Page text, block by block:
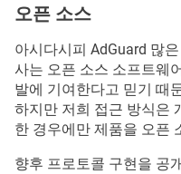
오픈 소스
아시다시피 AdGuard 많
사는 오픈 소스 소프트웨
발에 기여한다고 믿기 때
하지만 저희 접근 방식은
한 경우에만 제품을 오픈
향후 프로토콜 구현을 공